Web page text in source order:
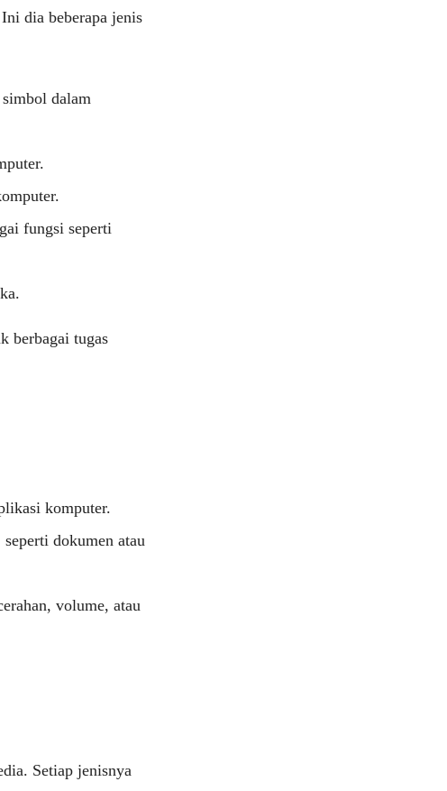
dia beberapa jenis
dalam
fungsi seperti
berbagai tugas
komputer.
dokumen atau
volume, atau
Setiap jenisnya